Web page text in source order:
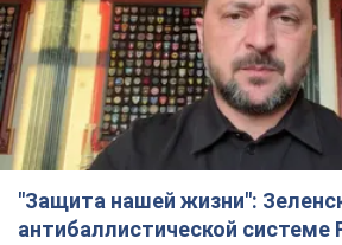
12 годин тому 88,7 т.
С 1 сентября украинским
зарплаты: Корецкий раскрыл
Одновременно с повышением зарплат
стипендий
8 годин тому 6,7 т.